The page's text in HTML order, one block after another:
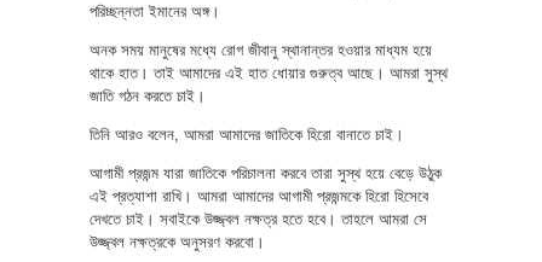
পরিচ্ছন্নতা ইমানের অঙ্গ।
অনক সময় মানুষের মধ্যে রোগ জীবানু স্থানান্তর হওয়ার মাধ্যম হয়ে
থাকে হাত। তাই আমাদের এই হাত ধোয়ার গুরুত্ব আছে। আমরা সুস্থ
জাতি গঠন করতে চাই।
তিনি আরও বলেন, আমরা আমাদের জাতিকে হিরো বানাতে চাই।
আগামী প্রজন্ম যারা জাতিকে পরিচালনা করবে তারা সুস্থ হয়ে বেড়ে উঠুক
এই প্রত্যাশা রাখি। আমরা আমাদের আগামী প্রজন্মকে হিরো হিসেবে
দেখতে চাই। সবাইকে উজ্জ্বল নক্ষত্র হতে হবে। তাহলে আমরা সে
উজ্জ্বল নক্ষত্রকে অনুসরণ করবো।